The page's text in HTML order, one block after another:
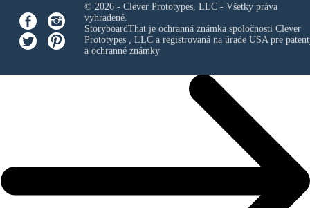
© 2026 - Clever Prototypes, LLC - Všetky práva
vyhradené.
StoryboardThat je ochranná známka spoločnosti Clever
Prototypes , LLCa registrovaná na úrade USA pre
a ochranné známky